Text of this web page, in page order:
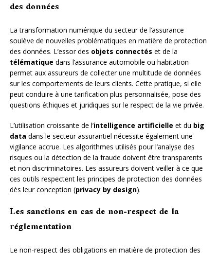
des données
La transformation numérique du secteur de l’assurance
soulève de nouvelles problématiques en matière de protection
des données. L’essor des objets connectés et de la
télématique dans l’assurance automobile ou habitation
permet aux assureurs de collecter une multitude de données
sur les comportements de leurs clients. Cette pratique, si elle
peut conduire à une tarification plus personnalisée, pose des
questions éthiques et juridiques sur le respect de la vie privée.
L’utilisation croissante de l’intelligence artificielle et du big
data dans le secteur assurantiel nécessite également une
vigilance accrue. Les algorithmes utilisés pour l’analyse des
risques ou la détection de la fraude doivent être transparents
et non discriminatoires. Les assureurs doivent veiller à ce que
ces outils respectent les principes de protection des données
dès leur conception (privacy by design).
Les sanctions en cas de non-respect de la
réglementation
Le non-respect des obligations en matière de protection des